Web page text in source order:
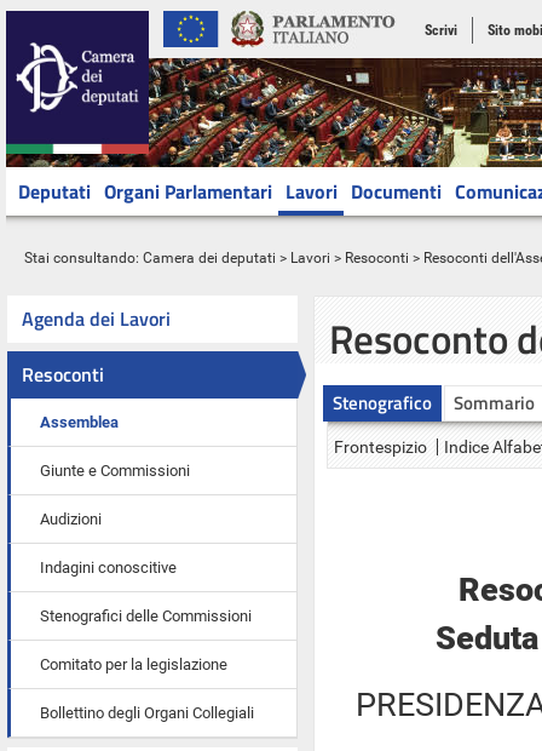
Scrivi Sito
Deputati Organi Parlamentari Lavori Documenti
Stai consultando: Camera dei deputati > Lavori > Resoconti > Resoconti
Agenda dei Lavori
Resoconti
Assemblea
Giunte e Commissioni
Audizioni
Indagini conoscitive
Stenografici delle Commissioni
Comitato per la legislazione
Bollettino degli Organi Collegiali
Resoconto
Stenografico Sommario
Frontespizio Indice